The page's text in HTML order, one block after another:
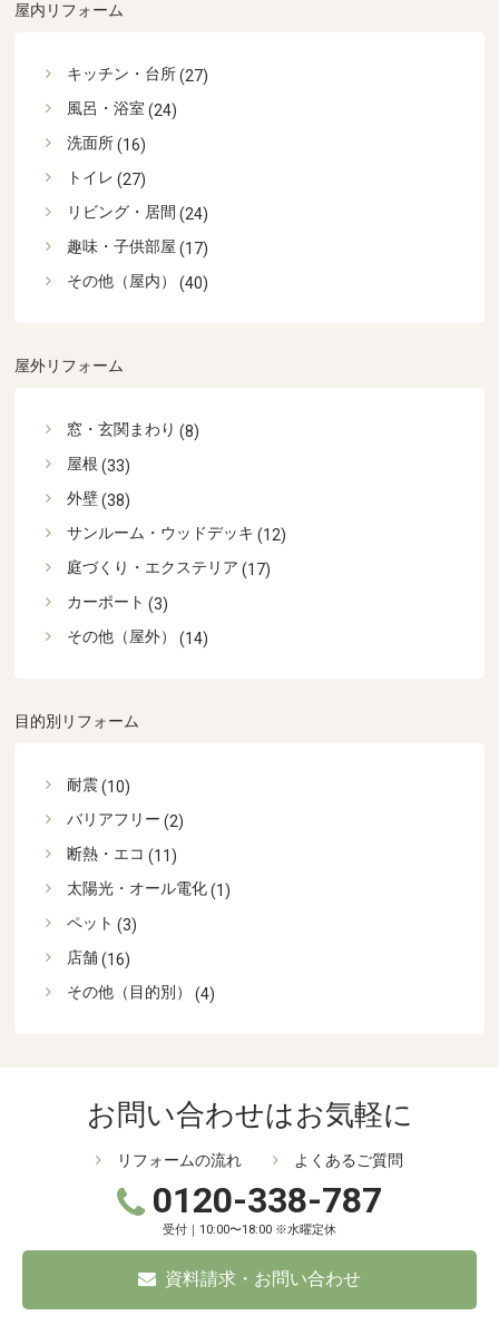
屋内リフォーム
キッチン・台所(27)
風呂・浴室 (24)
洗面所(16)
トイレ (27)
リビング・居間 (24)
趣味・子供部屋 (17)
その他（屋内）
(40)
屋外リフォーム
窓・玄関まわり (8)
屋根 (33)
外壁(38)
サンルーム・ウッドデッキ (12)
庭づくり・エクステリア (17)
カーポート (3)
その他（屋外）
(14)
目的別リフォーム
耐震(10)
バリアフリー (2)
断熱・エコ (11)
太陽光・オール電化(1)
ペット (3)
店舗(16)
その他（目的別）
(4)
お問い合わせはお気軽に
リフォームの流れ よくあるご質問
0120-338-787
受付｜10:00〜18:00 ※水曜定休
資料請求・お問い合わせ